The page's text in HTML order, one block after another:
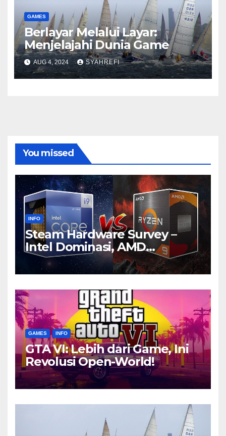
GAMES
Berlayar Melalui Layar:
Menjelajahi Dunia Game
AUG 4, 2024 SYAHREFI
You missed
INFO
Steam Hardware Survey –
Intel Dominasi, AMD
Bersaing Ketat
GAMES INFO
GTA VI: Lebih dari Game, Ini
Revolusi Open-World!